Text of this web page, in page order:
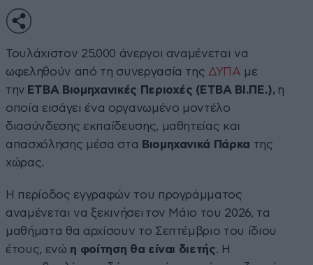
Τουλάχιστον 25.000 άνεργοι αναμένεται να
ωφεληθούν από τη συνεργασία της ΔΥΠΑ με
την ΕΤΒΑ Βιομηχανικές Περιοχές (ΕΤΒΑ ΒΙ.ΠΕ.), η
οποία εισάγει ένα οργανωμένο μοντέλο
διασύνδεσης εκπαίδευσης, μαθητείας και
απασχόλησης μέσα στα Βιομηχανικά Πάρκα της
χώρας.
Η περίοδος εγγραφών του προγράμματος
αναμένεται να ξεκινήσει τον Μάιο του 2026, τα
μαθήματα θα αρχίσουν το Σεπτέμβριο του ίδιου
έτους, ενώ η φοίτηση θα είναι διετής. Η